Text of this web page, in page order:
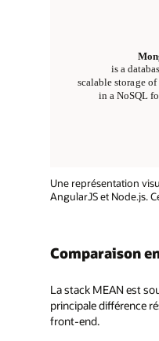
Une représentation
AngularJS et Node.js.
Comparaison
La stack MEAN est
principale différence
front-end.